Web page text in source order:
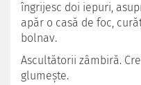
îngrijesc doi iepuri,
apăr o casă de foc,
bolnav.
Ascultătorii zâmbiră.
glumește.